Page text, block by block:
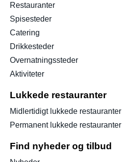
Restauranter
Spisesteder
Catering
Drikkesteder
Overnatningssteder
Aktiviteter
Lukkede restauranter
Midlertidigt lukkede restauranter
Permanent lukkede restauranter
Find nyheder og tilbud